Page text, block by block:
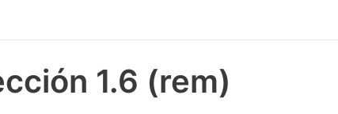
1.6 (rem)